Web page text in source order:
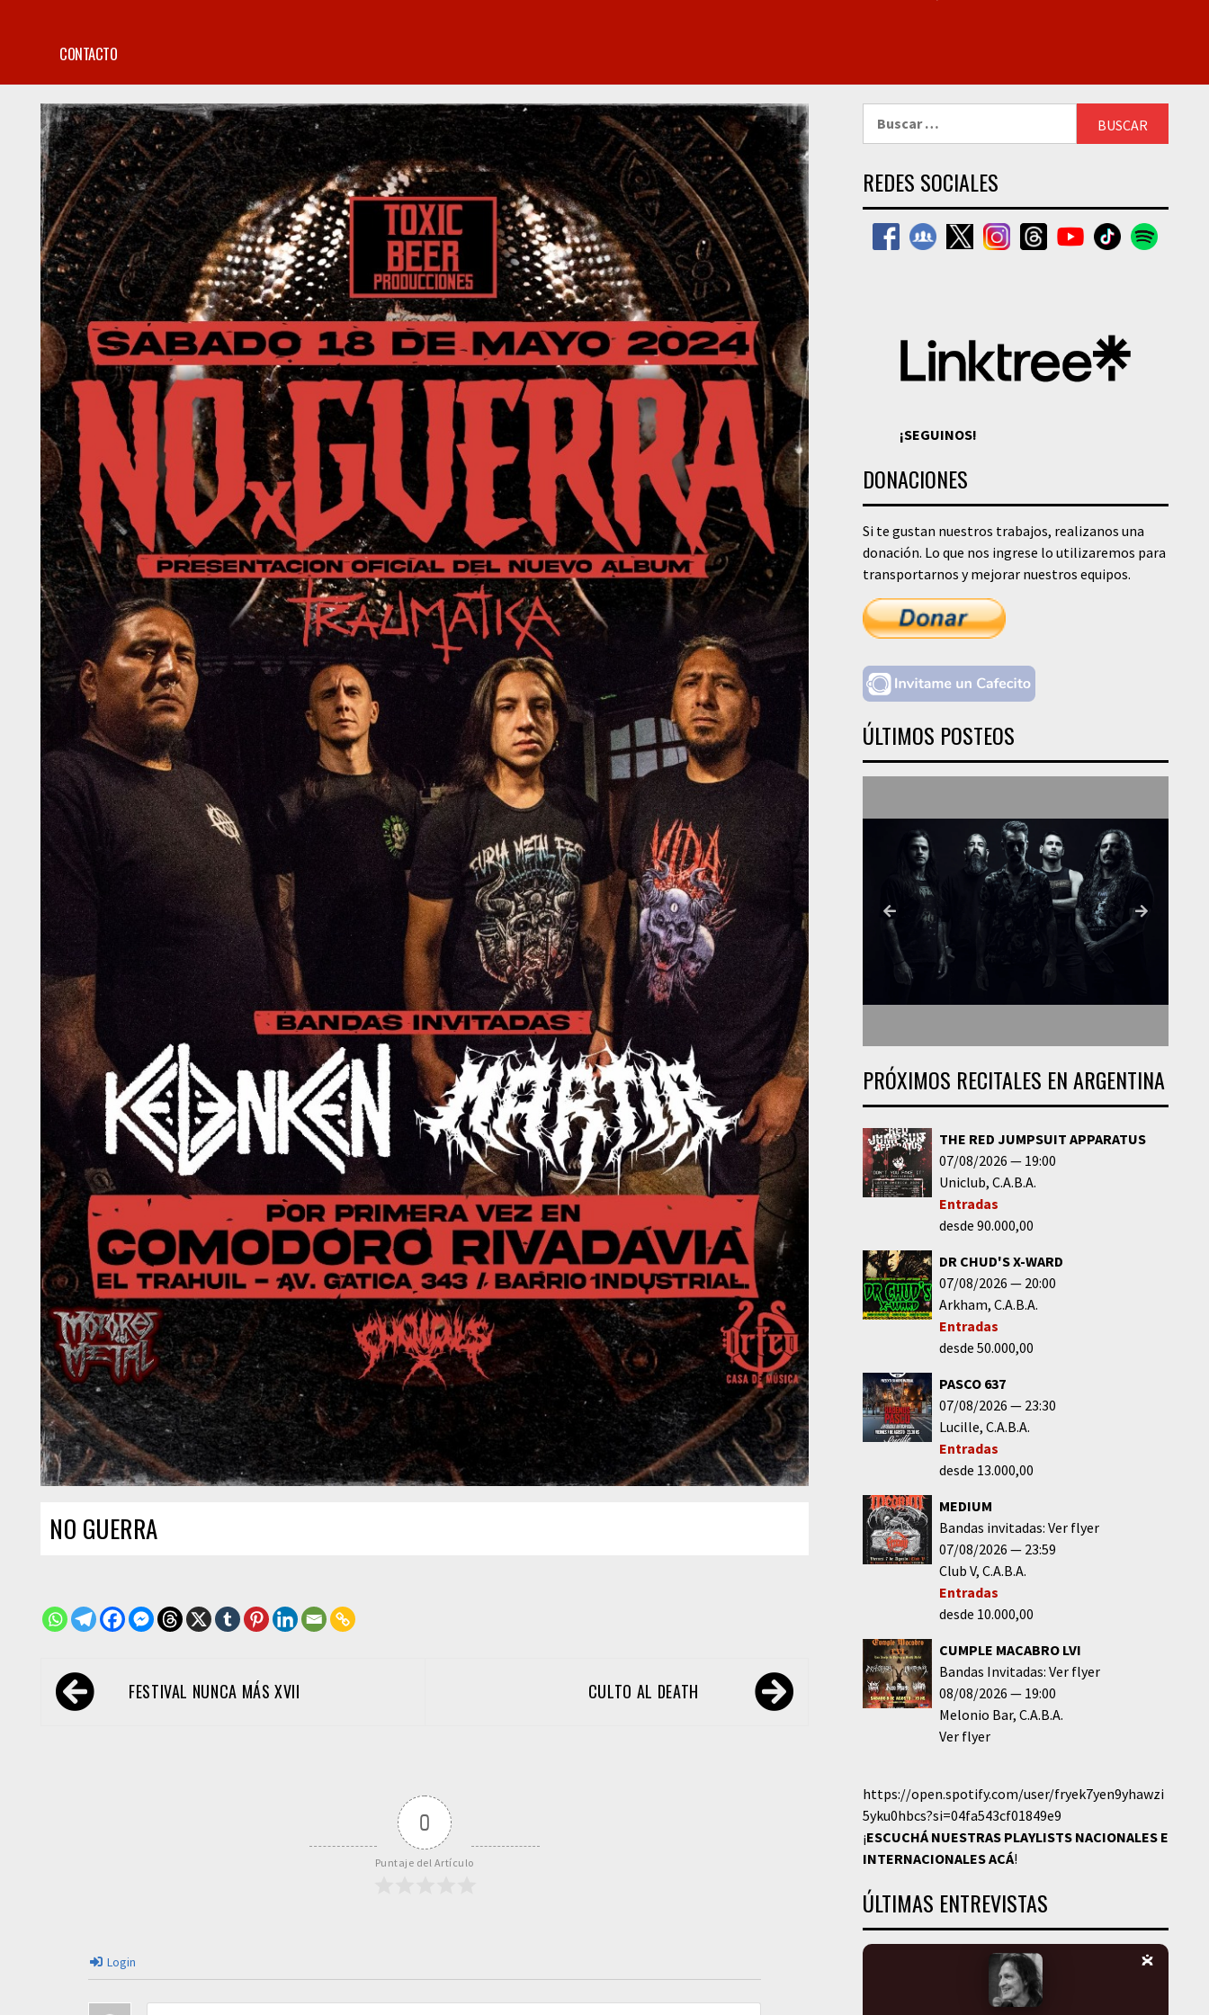
CONTACTO
NO GUERRA
Navegación
de FESTIVAL NUNCA MÁS XVII CULTO AL DEATH
0
Puntaje del Artículo
Login
REDES SOCIALES
¡SEGUINOS!
DONACIONES
Si te gustan nuestros trabajos, realizanos una
donación. Lo que nos ingrese lo utilizaremos para
transportarnos y mejorar nuestros equipos.
ÚLTIMOS POSTEOS
PRÓXIMOS RECITALES EN ARGENTINA
THE RED JUMPSUIT APPARATUS
07/08/2026
19:00
Uniclub C.A.B.A.
Entradas
desde 90.000,00
DR CHUD'S X-WARD
07/08/2026
20:00
Arkham C.A.B.A.
Entradas
desde 50.000,00
PASCO 637
07/08/2026
23:30
Lucille C.A.B.A.
Entradas
desde 13.000,00
MEDIUM
Bandas invitadas: Ver flyer
07/08/2026
23:59
Club V C.A.B.A.
Entradas
desde 10.000,00
CUMPLE MACABRO LVI
Bandas Invitadas: Ver flyer
08/08/2026
19:00
Melonio Bar C.A.B.A.
Ver flyer
https://open.spotify.com/user/fryek7yen9yhawzi
5yku0hbcs?si=04fa543cf01849e9
¡ESCUCHÁ NUESTRAS PLAYLISTS NACIONALES E
INTERNACIONALESACÁ!
ÚLTIMAS ENTREVISTAS